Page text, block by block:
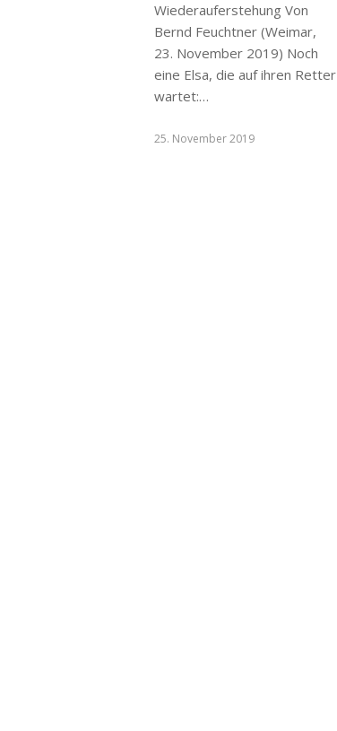
Wiederauferstehung Von
Bernd Feuchtner (Weimar,
23. November 2019) Noch
eine Elsa, die auf ihren Retter
wartet:…
25. November 2019